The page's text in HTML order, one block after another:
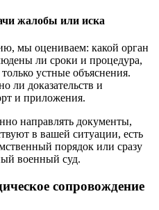
жалобы или иска
мы оцениваем: какой орган
ли сроки и процедура,
устные объяснения.
ли доказательств и
и приложения.
направлять документы,
в вашей ситуации, есть
порядок или сразу
военный суд.
сопровождение